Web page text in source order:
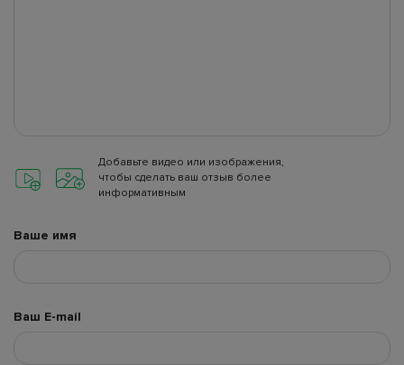
Добавьте видео или изображения,
чтобы сделать ваш отзыв более
информативным
Ваше имя
Ваш E-mail